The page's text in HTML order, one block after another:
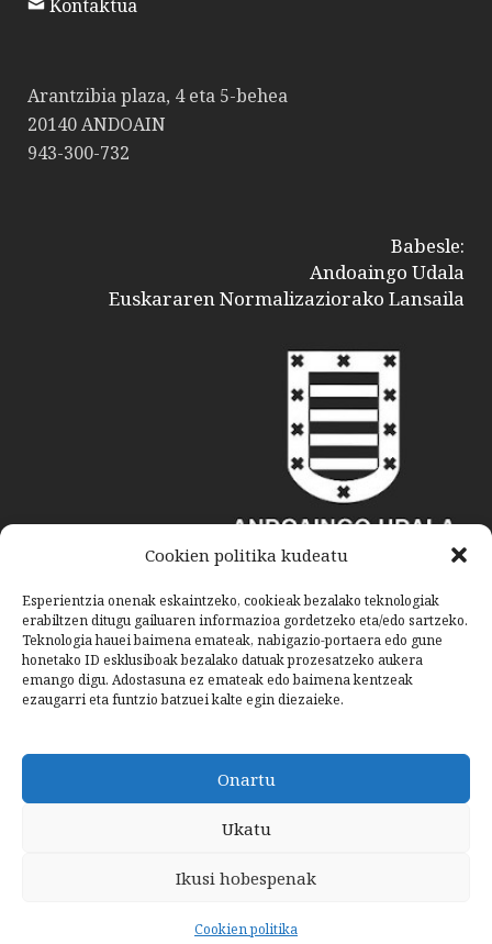
Cookien politika kudeatu
Esperientzia onenak eskaintzeko, cookieak bezalako teknologiak
erabiltzen ditugu gailuaren informazioa gordetzeko eta/edo sartzeko.
Teknologia hauei baimena emateak, nabigazio-portaera edo gune
honetako ID esklusiboak bezalako datuak prozesatzeko aukera
emango digu. Adostasuna ez emateak edo baimena kentzeak
ezaugarri eta funtzio batzuei kalte egin diezaieke.
Onartu
Ukatu
Ikusi hobespenak
Cookien politika
Kontaktua
Arantzibia plaza, 4 eta 5-behea
20140 ANDOAIN
943-300-732
Babesle:
Andoaingo Udala
Euskararen Normalizaziorako Lansaila